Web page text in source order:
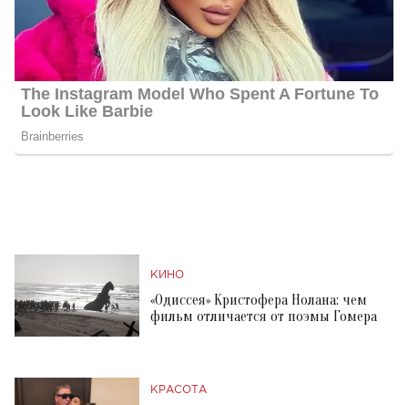
КИНО
«Одиссея» Кристофера Нолана: чем
фильм отличается от поэмы Гомера
КРАСОТА